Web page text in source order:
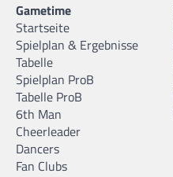
Gametime
Startseite
Spielplan & Ergebnisse
Tabelle
Spielplan ProB
Tabelle ProB
6th Man
Cheerleader
Dancers
Fan Clubs